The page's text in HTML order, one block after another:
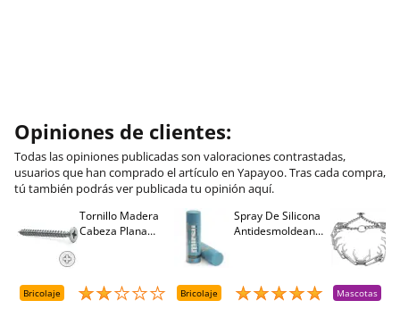
Opiniones de clientes:
Todas las opiniones publicadas son valoraciones contrastadas,
usuarios que han comprado el artículo en Yapayoo. Tras cada compra,
tú también podrás ver publicada tu opinión aquí.
Tornillo Madera
Cabeza Plana
Bricolaje
Spray De Silicona
Antidesmoldeante
Bricolaje Mascotas